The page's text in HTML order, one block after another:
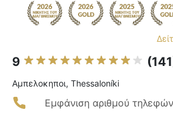
9
Αμπελοκηποι, Thessaloníki
Εμφάνιση αριθμού